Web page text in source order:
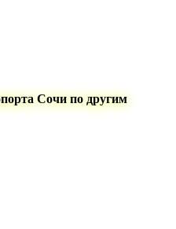
Сочи по другим